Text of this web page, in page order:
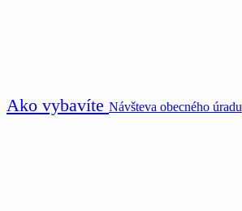
Ako vybavíte Návšteva obecného úradu